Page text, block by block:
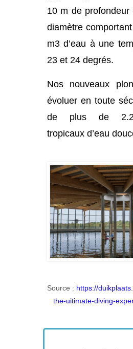
10 m de
diamètre
m3 d’eau à une
23 et 24 degrés.
Nos nouveaux
évoluer en toute
de plus de
tropicaux d’eau
Source : https://
the-uitimate-diving-